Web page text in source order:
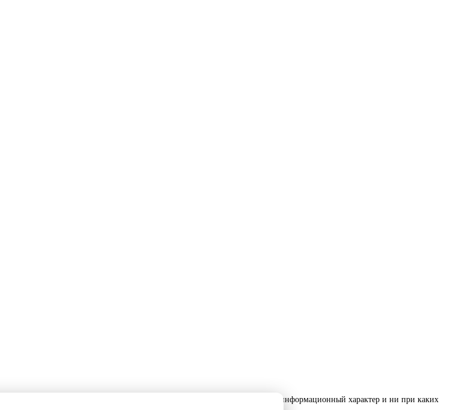
информация, представленная на данном сайте, носит исключительно информационный характер и ни при каких